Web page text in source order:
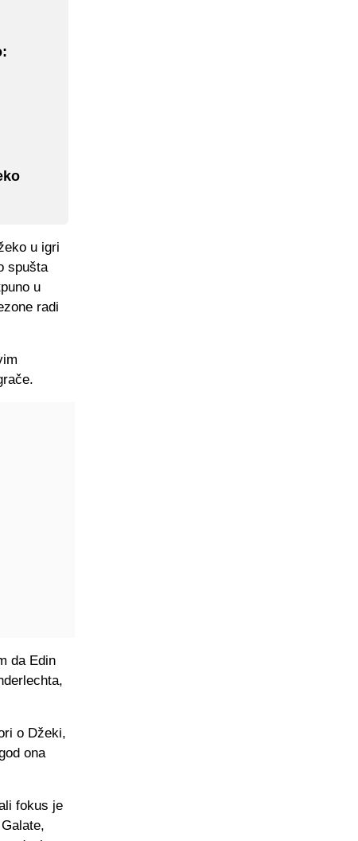
u igri
spušta
u
radi
da Edin
o Džeki,
ona
fokus je